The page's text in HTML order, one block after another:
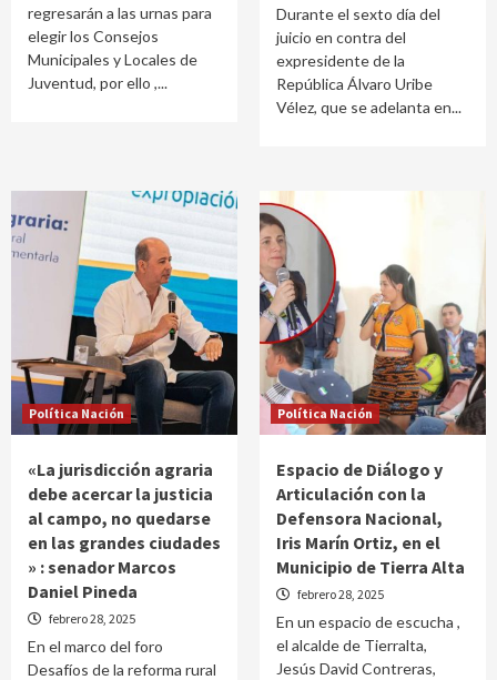
regresarán a las urnas para
elegir los Consejos
Municipales y Locales de
Juventud, por ello ,...
Durante el sexto día del
juicio en contra del
expresidente de la
República Álvaro Uribe
Vélez, que se adelanta en...
Política Nación
«La jurisdicción agraria
debe acercar la justicia
al campo, no quedarse
en las grandes ciudades
» : senador Marcos
Daniel Pineda
febrero 28, 2025
En el marco del foro
Desafíos de la reforma rural
Política Nación
Espacio de Diálogo y
Articulación con la
Defensora Nacional,
Iris Marín Ortiz, en el
Municipio de Tierra Alta
febrero 28, 2025
En un espacio de escucha ,
el alcalde de Tierralta,
Jesús David Contreras,